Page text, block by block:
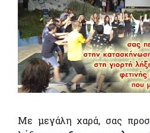
Με μεγάλη χαρά, σας